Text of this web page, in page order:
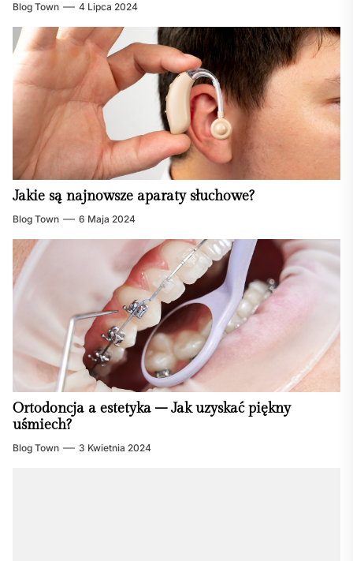
Blog Town 4 Lipca 2024
Jakie są najnowsze aparaty słuchowe?
Blog Town 6 Maja 2024
Ortodoncja a estetyka – Jak uzyskać piękny
uśmiech?
Blog Town 3 Kwietnia 2024